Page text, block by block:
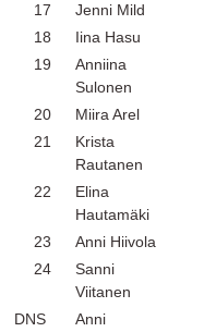
17 Jenni Mild
18
Iina Hasu
19
Anniina
Sulonen
20 Miira Arel
21
Krista
Rautanen
22
Elina
Hautamäki
23 Anni Hiivola
24
Sanni
Viitanen
DNS
Anni